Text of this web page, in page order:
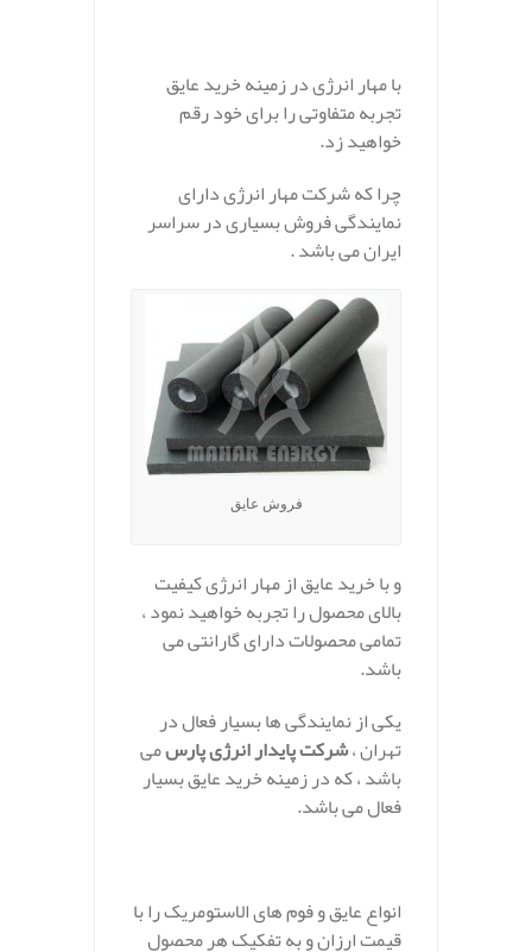
با مهار انرژی در زمینه خرید عایق
تجربه متفاوتی را برای خود رقم
خواهید زد.
چرا که شرکت مهار انرژی دارای
نمایندگی فروش بسیاری در سراسر
ایران می باشد .
فروش عایق
و با خرید عایق از مهار انرژی کیفیت
بالای محصول را تجربه خواهید نمود ،
تمامی محصولات دارای گارانتی می
باشد.
یکی از نمایندگی ها بسیار فعال در
تهران ،شرکت پایدار انرژی پارسمی
باشد ، که در زمینه خرید عایق بسیار
فعال می باشد.
انواع عایق و فوم های الاستومریک را با
قیمت ارزان و به تفکیک هر محصول